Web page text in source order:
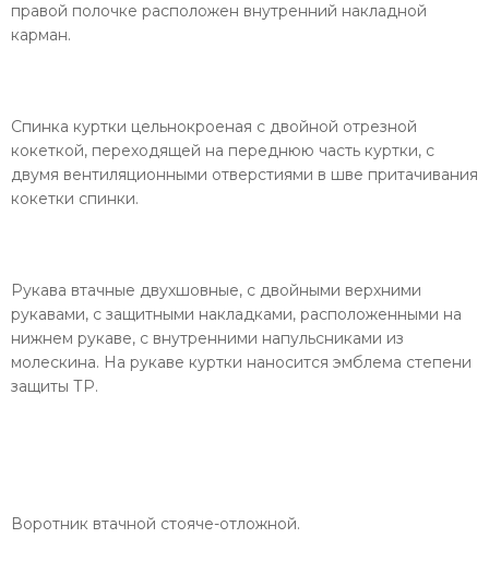
правой полочке расположен внутренний накладной
карман.
Спинка куртки цельнокроеная с двойной отрезной
кокеткой, переходящей на переднюю часть куртки, с
двумя вентиляционными отверстиями в шве притачивания
кокетки спинки.
Рукава втачные двухшовные, с двойными верхними
рукавами, с защитными накладками, расположенными на
нижнем рукаве, с внутренними напульсниками из
молескина. На рукаве куртки наносится эмблема степени
защиты ТР.
Воротник втачной стояче-отложной.